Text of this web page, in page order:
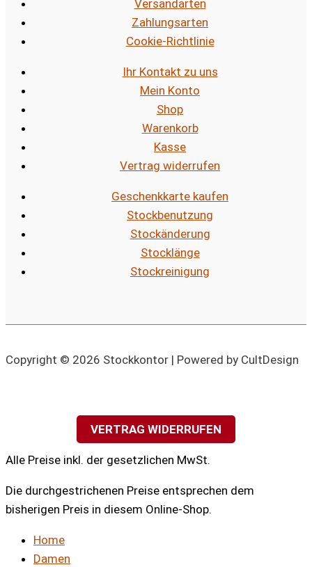
Versandarten
Zahlungsarten
Cookie-Richtlinie
Ihr Kontakt zu uns
Mein Konto
Shop
Warenkorb
Kasse
Vertrag widerrufen
Geschenkkarte kaufen
Stockbenutzung
Stockänderung
Stocklänge
Stockreinigung
Copyright © 2026 Stockkontor | Powered by CultDesign
VERTRAG WIDERRUFEN
Alle Preise inkl. der gesetzlichen MwSt.
Die durchgestrichenen Preise entsprechen dem
bisherigen Preis in diesem Online-Shop.
Home
Damen